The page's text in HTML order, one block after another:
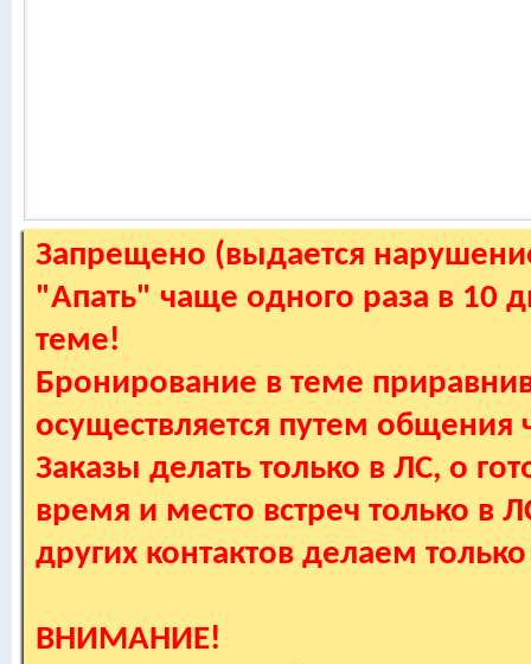
Запрещено (выдается
"Апать" чаще одного раза в 10
теме!
Бронирование в теме
осуществляется путем
Заказы делать только в ЛС, о
время и место встреч только в
других контактов делаем
ВНИМАНИЕ!